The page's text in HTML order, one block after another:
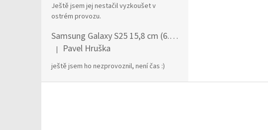
Ještě jsem jej nestačil vyzkoušet v
ostrém provozu.
Samsung Galaxy S25 15,8 cm (6.2") Dual SIM Android 15 5G USB typu C 12 GB 256 GB 4000 mAh Námořnická modrá
Hodnocení produktu je 1 z 5 hvězdiček.
| Pavel Hruška
ještě jsem ho nezprovoznil, není čas :)